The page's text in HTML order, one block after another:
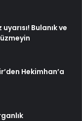
Bulanık ve
Hekimhan’a